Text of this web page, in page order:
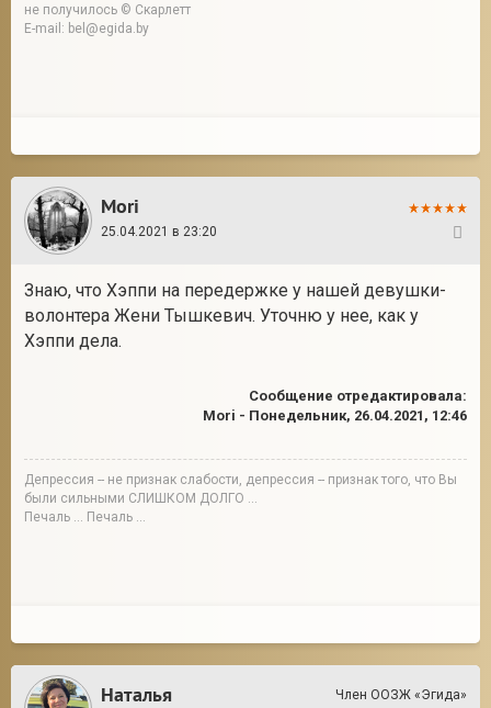
не получилось © Скарлетт
E-mail: bel@egida.by
Mori
25.04.2021 в 23:20
Знаю, что Хэппи на передержке у нашей девушки-
волонтера Жени Тышкевич. Уточню у нее, как у
Хэппи дела.
Сообщение отредактировала:
Mori - Понедельник, 26.04.2021, 12:46
Депрессия -- не признак слабости, депрессия -- признак того, что Вы
были сильными СЛИШКОМ ДОЛГО ...
Печаль ... Печаль ...
Наталья
Член ООЗЖ «Эгида»